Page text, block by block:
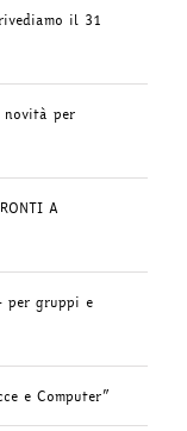
il 31
novità per
A
per gruppi e
e Computer”